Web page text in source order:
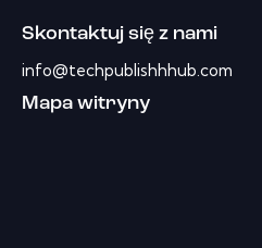
Skontaktuj się z nami
info@techpublishhhub.com
Mapa witryny